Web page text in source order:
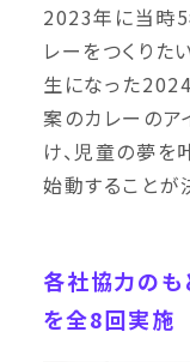
2023年に当時5
レーをつくりた
生になった
案のカレーのア
け、児童の夢を
始動することが
各社協力のも
を全8回実施